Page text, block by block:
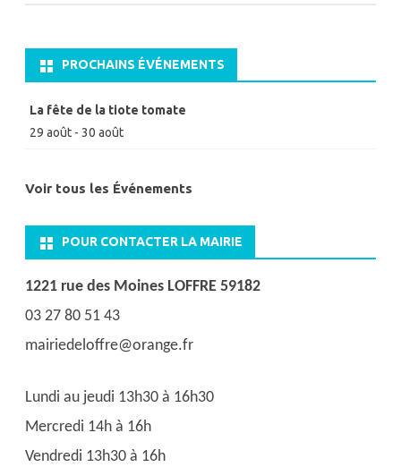
PROCHAINS ÉVÉNEMENTS
La fête de la tiote tomate
29 août - 30 août
Voir tous les Événements
POUR CONTACTER LA MAIRIE
1221 rue des Moines LOFFRE 59182
03 27 80 51 43
mairiedeloffre@orange.fr
Lundi au jeudi 13h30 à 16h30
Mercredi 14h à 16h
Vendredi 13h30 à 16h